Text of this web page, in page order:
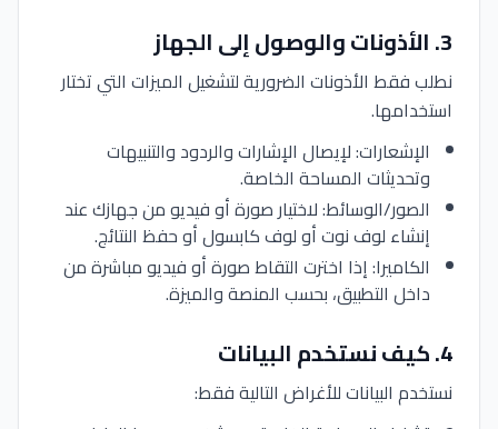
3
.الأذونات والوصول إلى الجهاز
نطلب فقط الأذونات الضرورية لتشغيل الميزات التي تختار
استخدامها.
الإشعارات: لإيصال الإشارات والردود والتنبيهات
وتحديثات المساحة الخاصة.
الصور/الوسائط: لاختيار صورة أو فيديو من جهازك عند
إنشاء لوف نوت أو لوف كابسول أو حفظ النتائج.
الكاميرا: إذا اخترت التقاط صورة أو فيديو مباشرة من
داخل التطبيق، بحسب المنصة والميزة.
4
.كيف نستخدم البيانات
نستخدم البيانات للأغراض التالية فقط: